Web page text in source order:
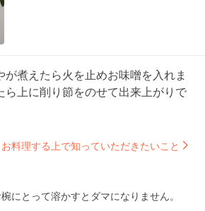
が煮えたら火を止めお味噌を入れま
ら上に削り節をのせて出来上がりで
お料理する上で知っていただきたいこと
にとって溶かすとダマになりません。